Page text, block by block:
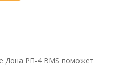
Дона РП-4 BMS поможет